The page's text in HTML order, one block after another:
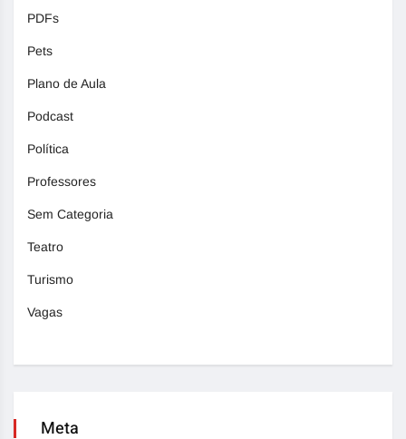
PDFs
Pets
Plano de Aula
Podcast
Política
Professores
Sem Categoria
Teatro
Turismo
Vagas
Meta